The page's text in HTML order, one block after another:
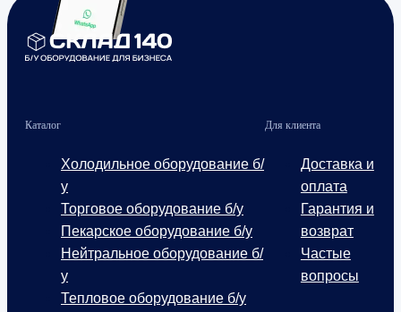
Каталог
Холодильное оборудование б/
у
Торговое оборудование б/у
Пекарское оборудование б/у
Нейтральное оборудование б/
у
Тепловое оборудование б/у
Для клиента
Доставка и
оплата
Гарантия и
возврат
Частые
вопросы